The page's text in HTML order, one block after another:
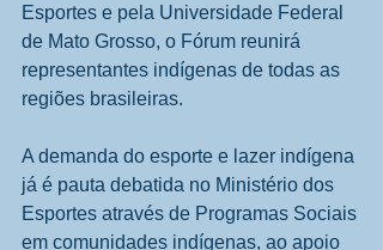
Esportes e pela Universidade Federal
de Mato Grosso, o Fórum reunirá
representantes indígenas de todas as
regiões brasileiras.
A demanda do esporte e lazer indígena
já é pauta debatida no Ministério dos
Esportes através de Programas Sociais
em comunidades indígenas, ao apoio